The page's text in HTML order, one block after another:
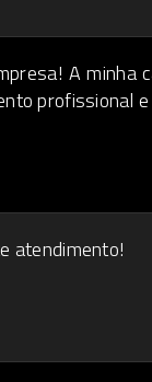
A minha
profissional
atendimento!